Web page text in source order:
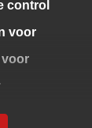
control
voor
voor